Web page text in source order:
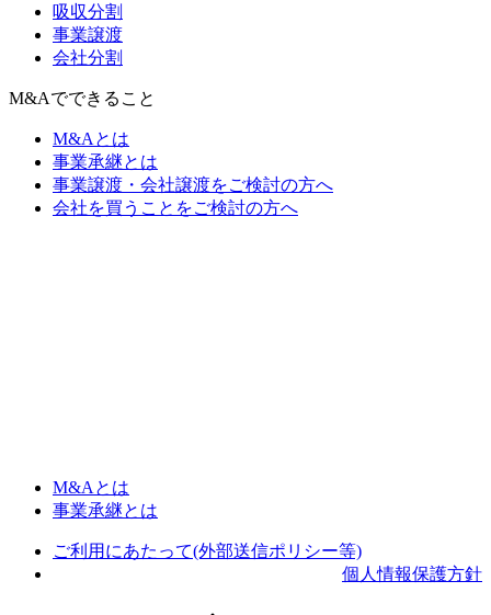
吸収分割
事業譲渡
会社分割
M&Aでできること
M&Aとは
事業承継とは
事業譲渡・会社譲渡をご検討の方へ
会社を買うことをご検討の方へ
M&Aとは
事業承継とは
ご利用にあたって(外部送信ポリシー等)
個人情報保護方針